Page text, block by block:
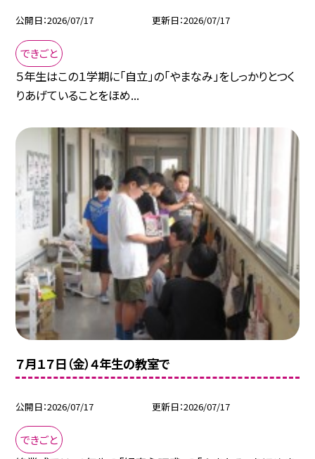
公開日 2026/07/17 更新日 2026/07/17
できごと
５年生はこの１学期に「自立」の「やまなみ」をしっかりとつく
りあげていることをほめ...
７月１７日（金）４年生の教室で
公開日 2026/07/17 更新日 2026/07/17
できごと